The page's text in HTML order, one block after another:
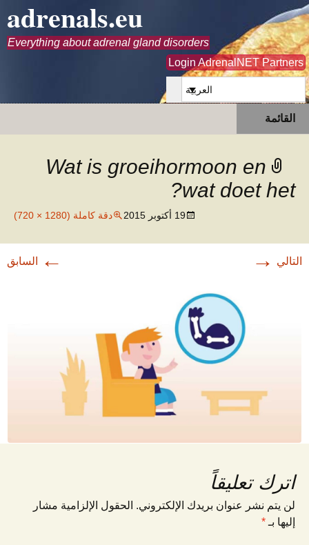
adrenals.eu
Everything about adrenal gland disorders
Login AdrenalNET Partners
العربية
القائمة
البحث
Wat is groeihormoon en
wat doet het?
19 أكتوبر 2015 دقة كاملة (1280 × 720)
← السابق التالي →
اترك تعليقاً
لن يتم نشر عنوان بريدك الإلكتروني. الحقول الإلزامية مشار
إليها بـ *